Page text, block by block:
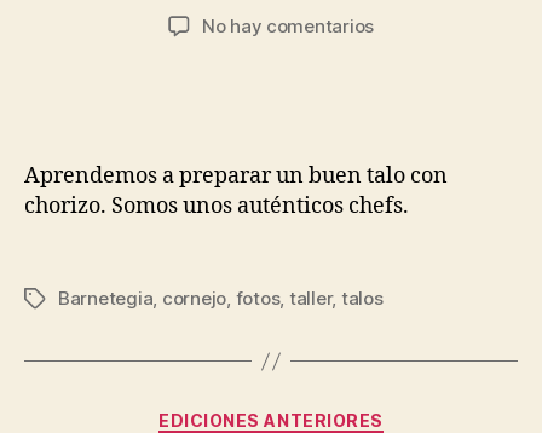
No hay comentarios
Aprendemos a preparar un buen talo con
chorizo. Somos unos auténticos chefs.
Barnetegia, cornejo, fotos, taller, talos
EDICIONES ANTERIORES